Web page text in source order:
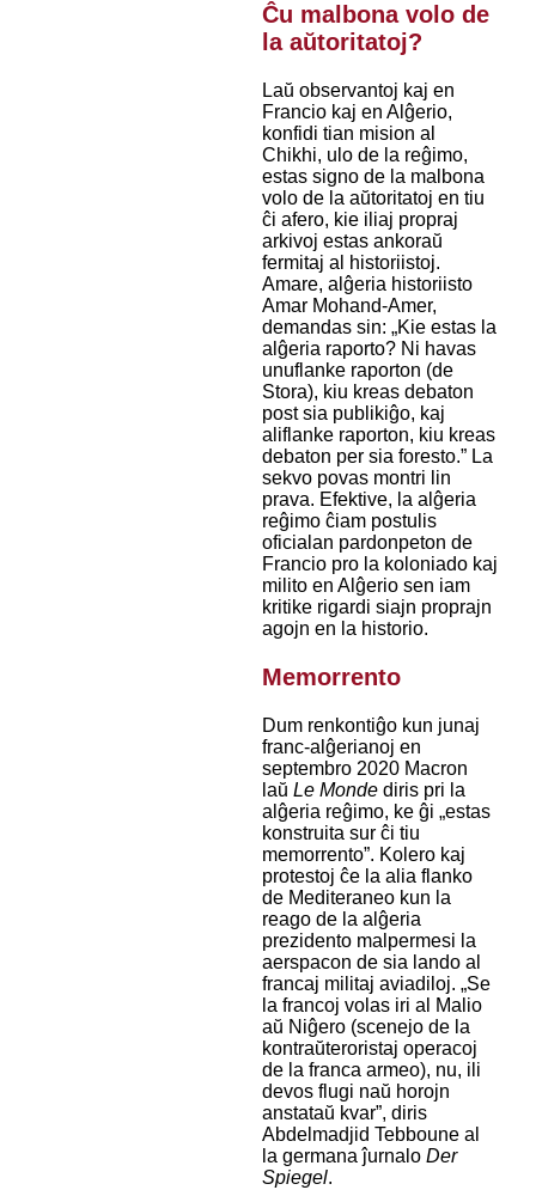
Ĉu malbona volo de
la aŭtoritatoj?
Laŭ observantoj kaj en
Francio kaj en Alĝerio,
konfidi tian mision al
Chikhi, ulo de la reĝimo,
estas signo de la malbona
volo de la aŭtoritatoj en tiu
ĉi afero, kie iliaj propraj
arkivoj estas ankoraŭ
fermitaj al historiistoj.
Amare, alĝeria historiisto
Amar Mohand-Amer,
demandas sin: „Kie estas la
alĝeria raporto? Ni havas
unuflanke raporton (de
Stora), kiu kreas debaton
post sia publikiĝo, kaj
aliflanke raporton, kiu kreas
debaton per sia foresto.” La
sekvo povas montri lin
prava. Efektive, la alĝeria
reĝimo ĉiam postulis
oficialan pardonpeton de
Francio pro la koloniado kaj
milito en Alĝerio sen iam
kritike rigardi siajn proprajn
agojn en la historio.
Memorrento
Dum renkontiĝo kun junaj
franc-alĝerianoj en
septembro 2020 Macron
laŭ Le Mondediris pri la
alĝeria reĝimo, ke ĝi „estas
konstruita sur ĉi tiu
memorrento”. Kolero kaj
protestoj ĉe la alia flanko
de Mediteraneo kun la
reago de la alĝeria
prezidento malpermesi la
aerspacon de sia lando al
francaj militaj aviadiloj. „Se
la francoj volas iri al Malio
aŭ Niĝero (scenejo de la
kontraŭteroristaj operacoj
de la franca armeo), nu, ili
devos flugi naŭ horojn
anstataŭ kvar”, diris
Abdelmadjid Tebboune al
la germana ĵurnalo Der
Spiegel.